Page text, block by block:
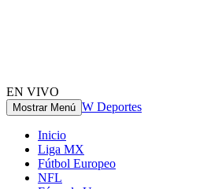
EN VIVO
Mostrar Menú W Deportes
Inicio
Liga MX
Fútbol Europeo
NFL